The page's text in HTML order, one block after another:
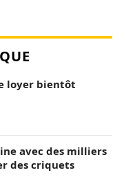
loyer bientôt
avec des milliers
des criquets